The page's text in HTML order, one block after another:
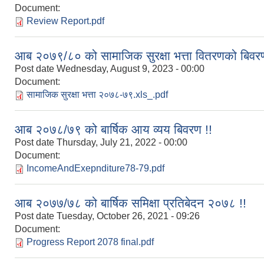
Document:
Review Report.pdf
आब २०७९/८० को सामाजिक सुरक्षा भत्ता वितरणको
Post date Wednesday, August 9, 2023 - 00:00
Document:
सामाजिक सुरक्षा भत्ता २०७८-७९.xls_.pdf
आब २०७८/७९ को बार्षिक आय व्यय बिवरण !!
Post date Thursday, July 21, 2022 - 00:00
Document:
IncomeAndExepnditure78-79.pdf
आब २०७७/७८ को बार्षिक समिक्षा प्रतिबेदन २०७८ !!
Post date Tuesday, October 26, 2021 - 09:26
Document:
Progress Report 2078 final.pdf